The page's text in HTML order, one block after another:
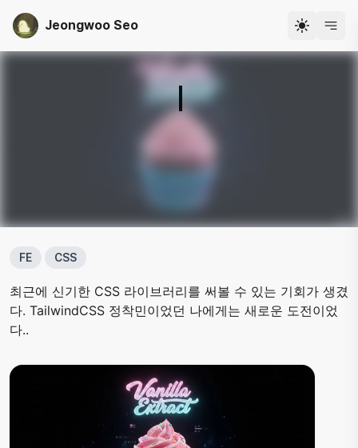
Jeongwoo Seo
FE CSS
최근에 신기한 CSS 라이브러리를 써볼 수 있는 기회가 생겼
다. TailwindCSS 정착민이었던 나에게는 새로운 도전이었
다..